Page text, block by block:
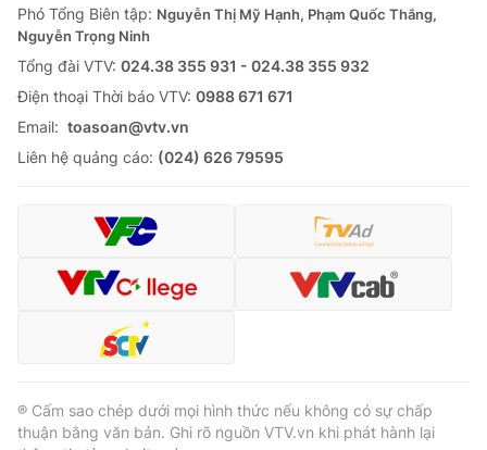
Thị trường
Tư vấn
Lịch phát sóng
Chuyên mục khác
Emagazine Podcast
Video Shorts video
VTV Money
VTV Sức khoẻ Bất động sản
Phó Tổng Biên tập: Nguyễn Thị Mỹ Hạnh, Phạm Quốc Thắng,
Nguyễn Trọng Ninh
Tổng đài VTV: 024.38 355 931 - 024.38 355 932
Ðiện thoại Thời báo VTV: 0988 671 671
Email: toasoan@vtv.vn
Liên hệ quảng cáo: (024) 626 79595
® Cấm sao chép dưới mọi hình thức nếu không có sự chấp
thuận bằng văn bản. Ghi rõ nguồn VTV.vn khi phát hành lại